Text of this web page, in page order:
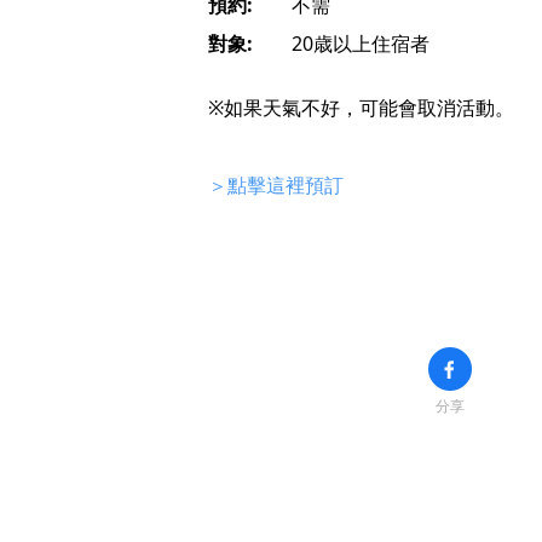
對象:
20歳以上住宿者
※如果天氣不好，可能會取消活動。
＞點擊這裡預訂
分享